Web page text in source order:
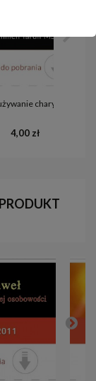
charyzmatów
4,00 zł